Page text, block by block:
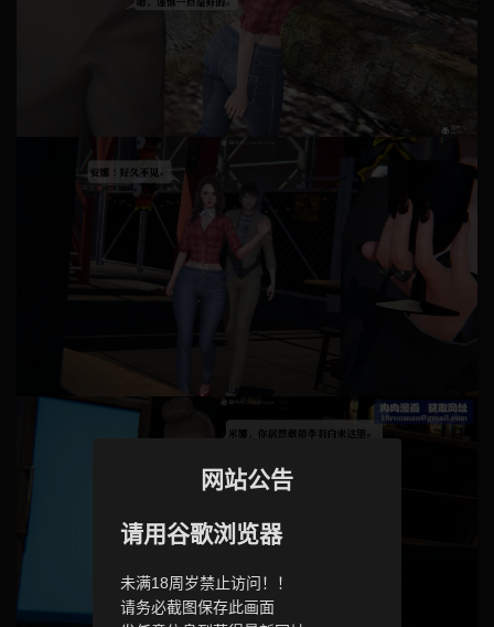
网站公告
请用谷歌浏览器
未满18周岁禁止访问！！
请务必截图保存此画面